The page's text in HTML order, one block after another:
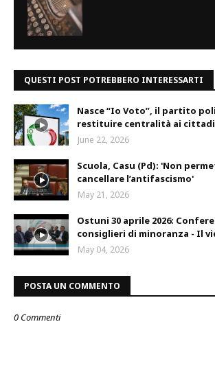
QUESTI POST POTREBBERO INTERESSARTI
Nasce “Io Voto”, il partito
restituire centralità ai
June 22, 2026
Scuola, Casu (Pd): 'Non
cancellare l’antifascismo'
May 21, 2026
Ostuni 30 aprile 2026:
consiglieri di minoranza - Il
May 04, 2026
POSTA UN COMMENTO
0 Commenti